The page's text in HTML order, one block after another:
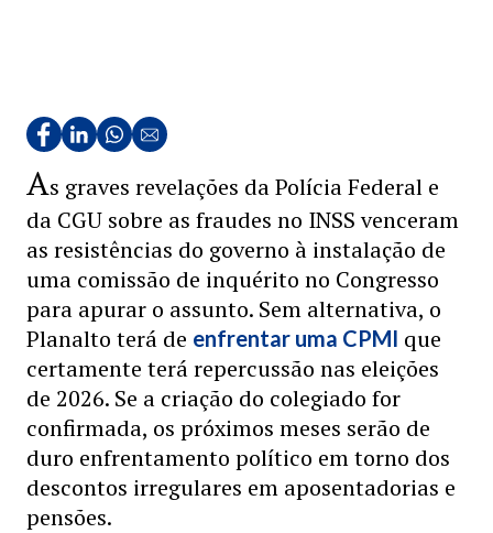
As graves revelações da Polícia Federal e
da CGU sobre as fraudes no INSS venceram
as resistências do governo à instalação de
uma comissão de inquérito no Congresso
para apurar o assunto. Sem alternativa, o
Planalto terá de enfrentar uma CPMI que
certamente terá repercussão nas eleições
de 2026. Se a criação do colegiado for
confirmada, os próximos meses serão de
duro enfrentamento político em torno dos
descontos irregulares em aposentadorias e
pensões.